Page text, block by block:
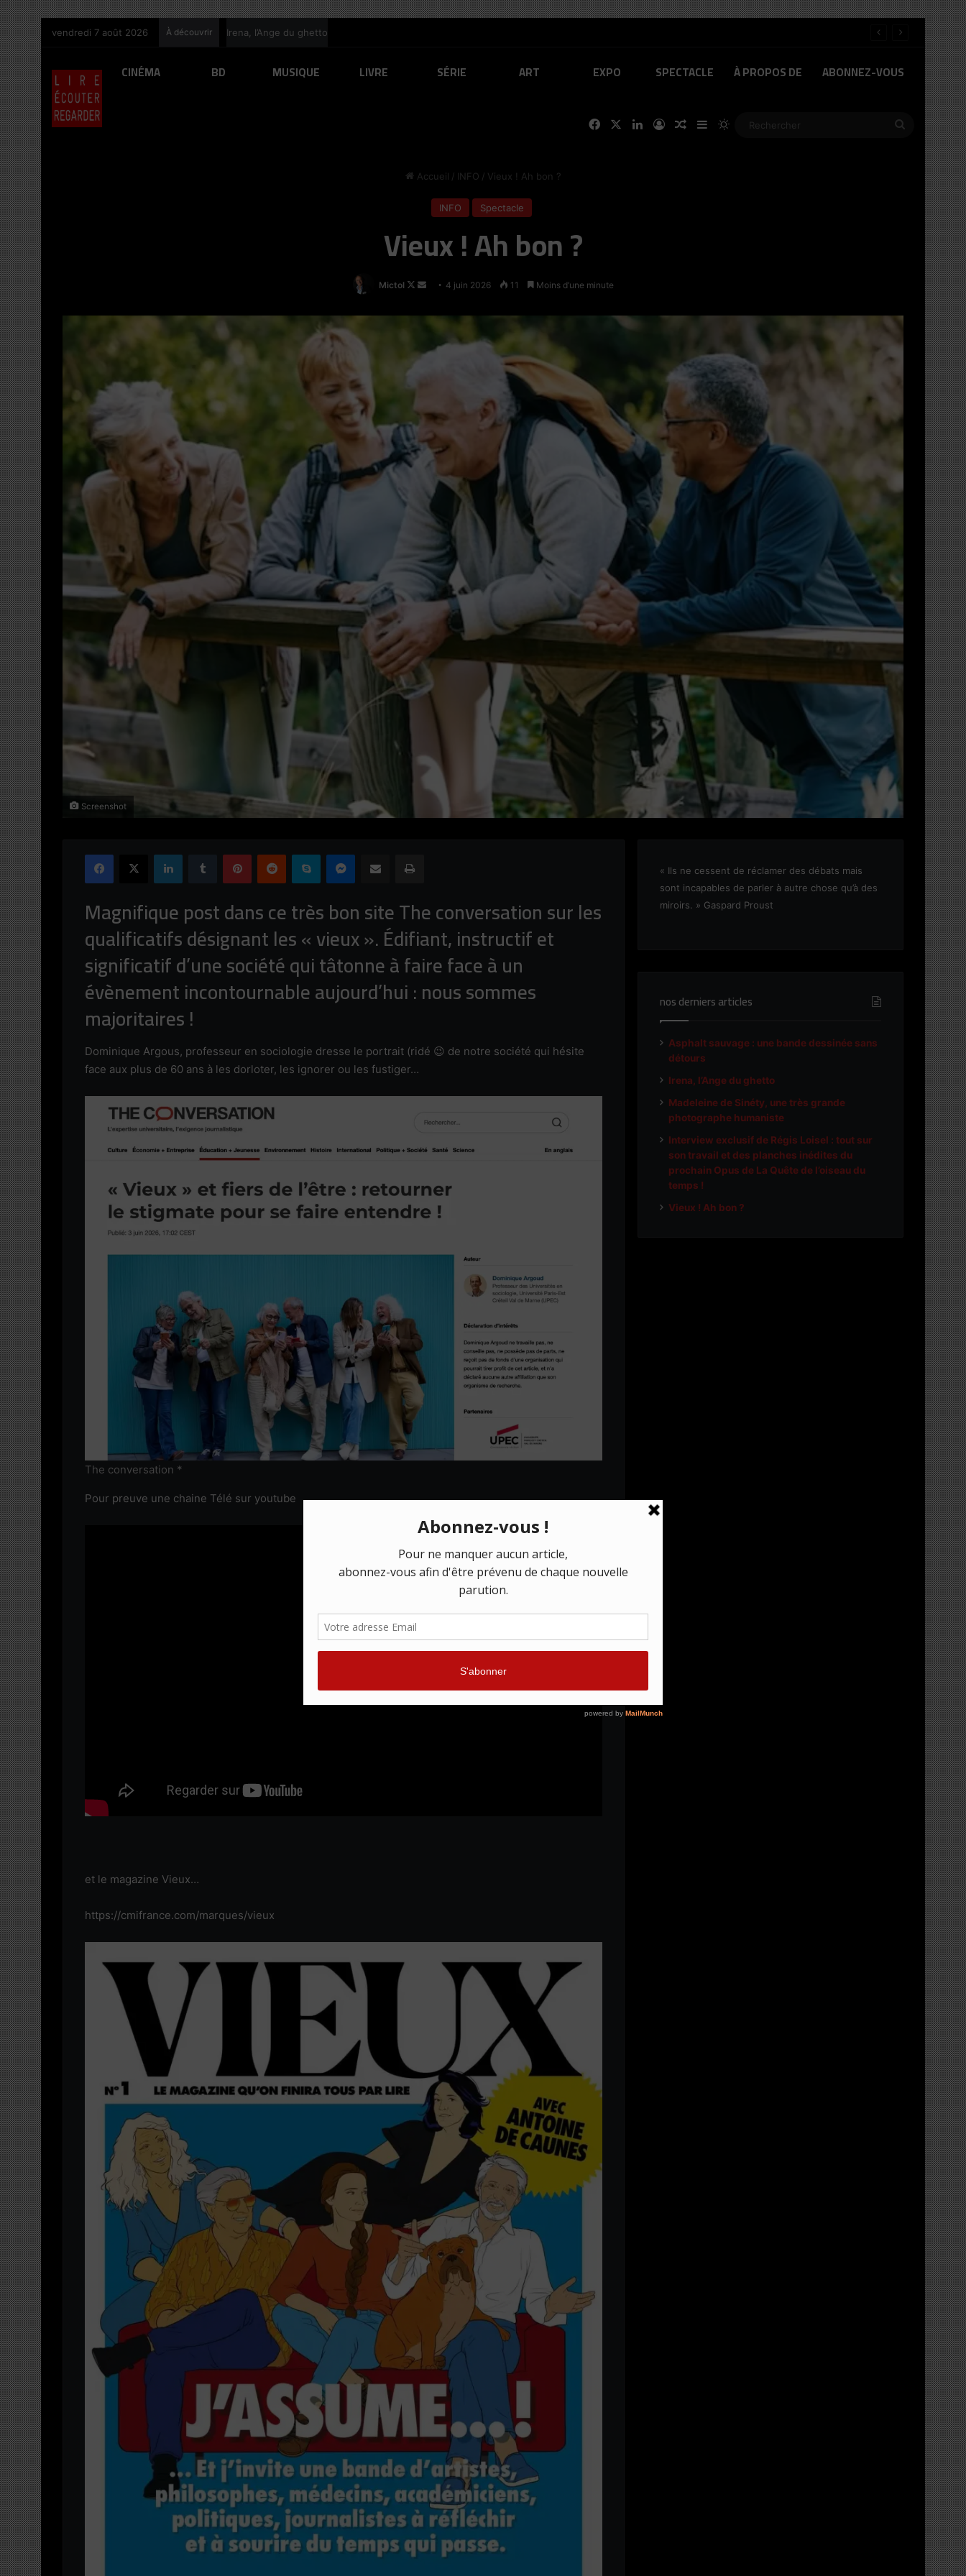
principal
vendredi 7 août 2026
À découvrir Irena, l’Ange du ghetto
CINÉMA BD MUSIQUE LIVRE SÉRIE ART EXPO SPECTACLE À PROPOS DE ABONNEZ-VOUS
FacebookLinkedinConnexion
Article Aléatoire
Sidebar (barre latérale)
Switch skin Rechercher
Accueil / INFO / Vieux ! Ah bon ?
INFO Spectacle
Vieux ! Ah bon ?
Mictol
Follow
X
Envoyer
courriel
4 juin 2026 11 Moins d’une minute
Screenshot
Facebook Linkedin Tumblr PinterestReddit Skype Messenger
Magnifique post dans ce très bon site The conversation sur les
qualificatifs désignant les « vieux ». Édifiant, instructif et
significatif d’une société qui tâtonne à faire face à un
évènement incontournable aujourd’hui : nous sommes
majoritaires !
Dominique Argous, professeur en sociologie dresse le portrait (ridé 😉 de notre société qui hésite
face aux plus de 60 ans à les dorloter, les ignorer ou les fustiger…
The conversation *
Pour preuve une chaine Télé sur youtube
et le magazine Vieux…
https://cmifrance.com/marques/vieux
« Ils ne cessent de réclamer des débats mais
sont incapables de parler à autre chose qu’à des
miroirs. » Gaspard Proust
nos derniers articles
Asphalt sauvage : une bande dessinée sans
détours
Irena, l’Ange du ghetto
Madeleine de Sinéty, une très grande
photographe humaniste
Interview exclusif de Régis Loisel : tout sur
son travail et des planches inédites du
prochain Opus de La Quête de l’oiseau du
temps !
Vieux ! Ah bon ?